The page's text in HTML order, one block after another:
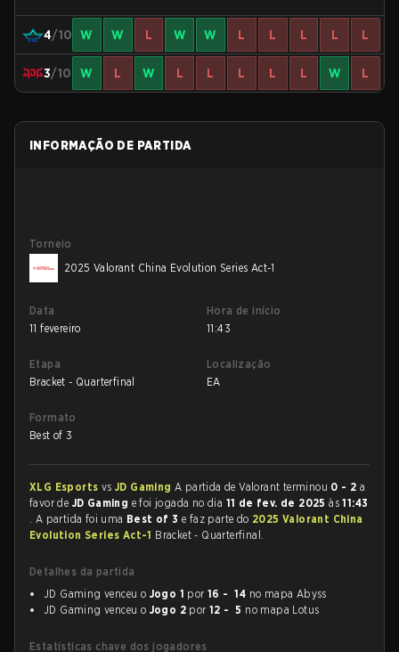
4/10 W W L W W L L L L L
3/10 W L W L L L L L W L
INFORMAÇÃO DE PARTIDA
Torneio
2025 Valorant China Evolution Series Act-1
Data
11 fevereiro
Hora de início
11:43
Etapa
Bracket - Quarterfinal
Localização
EA
Formato
Best of 3
XLG Esports vsJD GamingA partida de Valorant terminou 0 - 2 a
favor de JD Gaming e foi jogada no dia 11 de fev. de 2025às11:43
. A partida foi uma Best of 3 e faz parte do 2025 Valorant China
Evolution Series Act-1 Bracket - Quarterfinal.
Detalhes da partida
JD Gaming venceu o Jogo 1 por16 - 14 no mapa Abyss
JD Gaming venceu o Jogo 2 por12 - 5 no mapa Lotus
Estatísticas chave dos jogadores